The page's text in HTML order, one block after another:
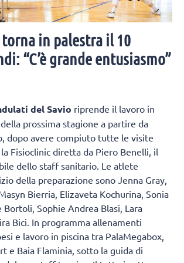
in palestra il 10
“C’è grande entusiasmo”
del Savio riprende il lavoro in
prossima stagione a partire da
dopo avere compiuto tutte le visite
Fisioclinic diretta da Piero Benelli, il
dello staff sanitario. Le atlete
della preparazione sono Jenna Gray,
Bierria, Elizaveta Kochurina, Sonia
Bortoli, Sophie Andrea Blasi, Lara
Bici. In programma allenamenti
e lavoro in piscina tra PalaMegabox,
e Baia Flaminia, sotto la guida di